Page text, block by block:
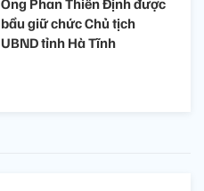
bầu giữ chức Chủ tịch
UBND tỉnh Hà Tĩnh